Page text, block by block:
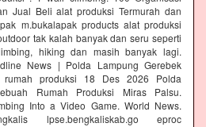
Jual Beli alat produksi Termurah dan
m.bukalapak products alat produksi
tak kalah banyak dan seru seperti
hiking dan masih banyak lagi.
News | Polda Lampung Gerebek
rumah produksi 18 Des 2026 Polda
Rumah Produksi Miras Palsu.
Into a Video Game. World News.
lpse.bengkaliskab.go eproc